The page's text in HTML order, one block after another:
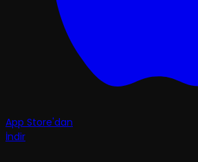
App Store'dan
İndir